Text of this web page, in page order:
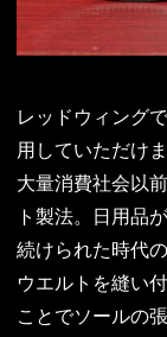
レッドウィング
用していただけま
大量消費社会以
ト製法。日用品
続けられた時代
ウエルトを縫い
ことでソールの